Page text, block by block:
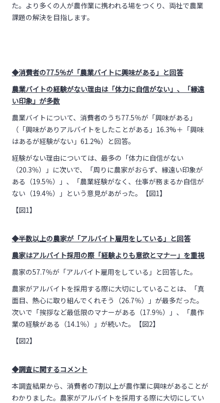
た。より多くの人が農作業に携われる場をつくり、両社で農業
課題の解決を目指します。
◆消費者の77.5％が「農業バイトに興味がある」と回答
農業バイトの経験がない理由は「体力に自信がない」、「縁遠
い印象」が多数
農業バイトについて、消費者のうち77.5％が「興味がある」
（「興味がありアルバイトをしたことがある」 16.3%＋「興味
はあるが経験がない」 61.2%）と回答。
経験がない理由については、最多の「体力に自信がない
（20.3％）」に次いで、「周りに農家がおらず、縁遠い印象が
ある（19.5％）」、「農業経験がなく、仕事が務まるか自信が
ない（19.4％）」という意見があがった。【図1】
【図1】
◆半数以上の農家が「アルバイト雇用をしている」と回答
農家はアルバイト採用の際「経験よりも意欲とマナー」を重視
農家の57.7％が「アルバイト雇用をしている」と回答した。
農家がアルバイトを採用する際に大切にしていることは、「真
面目、熱心に取り組んでくれそう（26.7％）」が最多だった。
次いで「挨拶など最低限のマナーがある（17.9％）」、「農作
業の経験がある（14.1％）」が続いた。【図2】
【図2】
◆調査に関するコメント
本調査結果から、消費者の7割以上が農作業に興味があることが
わかりました。農家がアルバイトを採用する際に大切にしてい